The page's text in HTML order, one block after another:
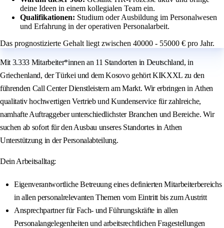
deine Ideen in einem kollegialen Team ein.
Qualifikationen: Studium oder Ausbildung im Personalwesen
und Erfahrung in der operativen Personalarbeit.
Das prognostizierte Gehalt liegt zwischen 40000 - 55000 € pro Jahr.
Mit 3.333 Mitarbeiter*innen an 11 Standorten in Deutschland, in
Griechenland, der Türkei und dem Kosovo gehört KIKXXL zu den
führenden Call Center Dienstleistern am Markt. Wir erbringen in Athen
qualitativ hochwertigen Vertrieb und Kundenservice für zahlreiche,
namhafte Auftraggeber unterschiedlichster Branchen und Bereiche. Wir
suchen ab sofort für den Ausbau unseres Standortes in Athen
Unterstützung in der Personalabteilung.
Dein Arbeitsalltag:
Eigenverantwortliche Betreuung eines definierten Mitarbeiterbereichs
in allen personalrelevanten Themen vom Eintritt bis zum Austritt
Ansprechpartner für Fach- und Führungskräfte in allen
Personalangelegenheiten und arbeitsrechtlichen Fragestellungen